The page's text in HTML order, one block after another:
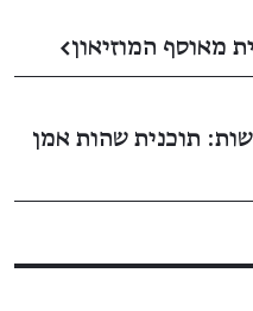
מאוסף המוזיאון←
תוכנית שהות אמן